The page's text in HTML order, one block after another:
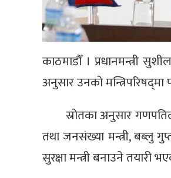
काठमाडौँ । प्रधानमन्त्री
अनुसार उनको
स्रोतका अनुसार
तथा जनसंख्या मन्त्री, बब्लु
सुरक्षा मन्त्री बनाउने तयारी